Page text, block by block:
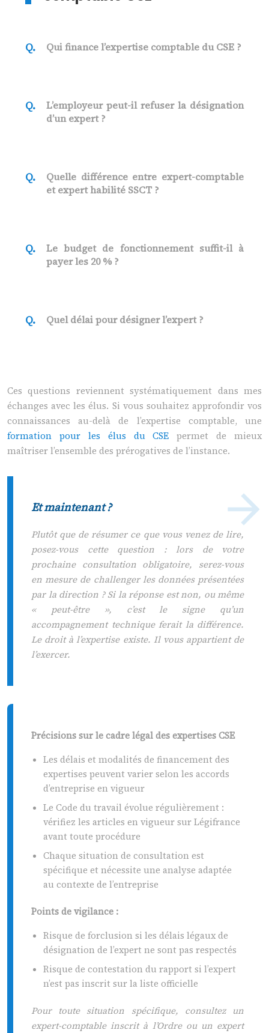
Qui finance l’expertise comptable du CSE ?
L’employeur peut-il refuser la désignation
d’un expert ?
Quelle différence entre expert-comptable
et expert habilité SSCT ?
Le budget de fonctionnement suffit-il à
payer les 20 % ?
Quel délai pour désigner l’expert ?
Ces questions reviennent systématiquement dans mes
échanges avec les élus. Si vous souhaitez approfondir vos
connaissances au-delà de l’expertise comptable, une
formation pour les élus du CSE permet de mieux
maîtriser l’ensemble des prérogatives de l’instance.
Et maintenant ?
Plutôt que de résumer ce que vous venez de lire,
posez-vous cette question : lors de votre
prochaine consultation obligatoire, serez-vous
en mesure de challenger les données présentées
par la direction ? Si la réponse est non, ou même
« peut-être », c’est le signe qu’un
accompagnement technique ferait la différence.
Le droit à l’expertise existe. Il vous appartient de
l’exercer.
Précisions sur le cadre légal des expertises CSE
Les délais et modalités de financement des
expertises peuvent varier selon les accords
d’entreprise en vigueur
Le Code du travail évolue régulièrement :
vérifiez les articles en vigueur sur Légifrance
avant toute procédure
Chaque situation de consultation est
spécifique et nécessite une analyse adaptée
au contexte de l’entreprise
Points de vigilance :
Risque de forclusion si les délais légaux de
désignation de l’expert ne sont pas respectés
Risque de contestation du rapport si l’expert
n’est pas inscrit sur la liste officielle
Pour toute situation spécifique, consultez un
expert-comptable inscrit à l’Ordre ou un expert